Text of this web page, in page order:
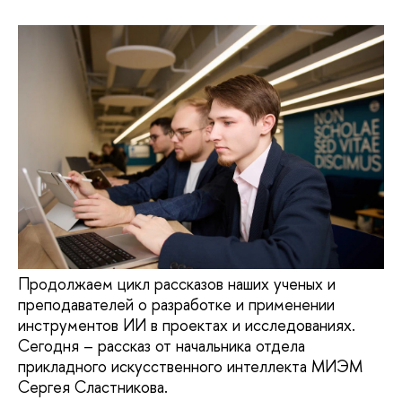
Продолжаем цикл рассказов наших ученых и
преподавателей о разработке и применении
инструментов ИИ в проектах и исследованиях.
Сегодня – рассказ от начальника отдела
прикладного искусственного интеллекта МИЭМ
Сергея Сластникова.